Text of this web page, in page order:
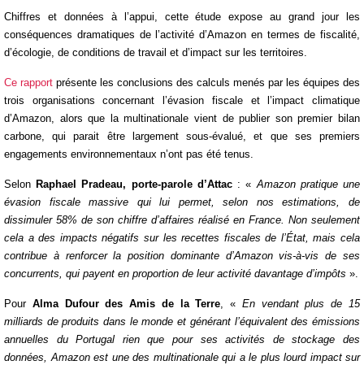
Chiffres et données à l’appui, cette étude expose au grand jour les
conséquences dramatiques de l’activité d’Amazon en termes de fiscalité,
d’écologie, de conditions de travail et d’impact sur les territoires.
Ce rapport présente les conclusions des calculs menés par les équipes des
trois organisations concernant l’évasion fiscale et l’impact climatique
d’Amazon, alors que la multinationale vient de publier son premier bilan
carbone, qui parait être largement sous-évalué, et que ses premiers
engagements environnementaux n’ont pas été tenus.
Selon Raphael Pradeau, porte-parole d’Attac: «Amazon pratique une
évasion fiscale massive qui lui permet, selon nos estimations, de
dissimuler 58% de son chiffre d’affaires réalisé en France. Non seulement
cela a des impacts négatifs sur les recettes fiscales de l’État, mais cela
contribue à renforcer la position dominante d’Amazon vis-à-vis de ses
concurrents, qui payent en proportion de leur activité davantage d’impôts ».
Pour Alma Dufour des Amis de la Terre, « En vendant plus de 15
milliards de produits dans le monde et générant l’équivalent des émissions
annuelles du Portugal rien que pour ses activités de stockage des
données, Amazon est une des multinationale qui a le plus lourd impact sur